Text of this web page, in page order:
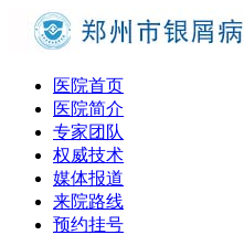
医院首页
医院简介
专家团队
权威技术
媒体报道
来院路线
预约挂号